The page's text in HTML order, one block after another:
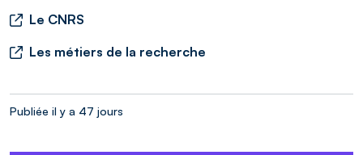
Le CNRS
Les métiers de la recherche
Publiée il y a 47 jours